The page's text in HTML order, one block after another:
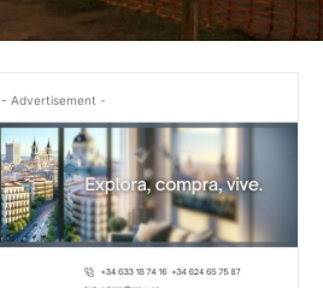
- Advertisement -